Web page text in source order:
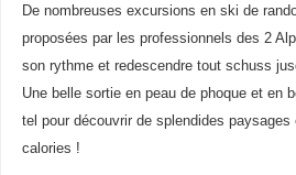
De nombreuses excursions en ski de
proposées par les professionnels des 2
son rythme et redescendre tout schuss
Une belle sortie en peau de phoque et en
tel pour découvrir de splendides paysages
calories !